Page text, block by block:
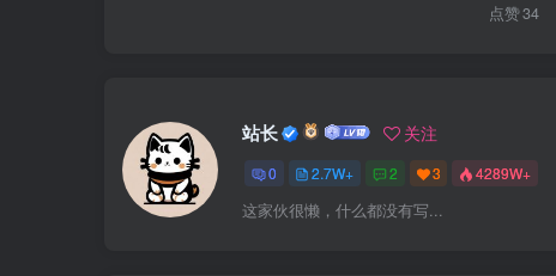
点赞34
站长 关注
0 2.7W+ 2 3 4289W+
这家伙很懒，什么都没有写...